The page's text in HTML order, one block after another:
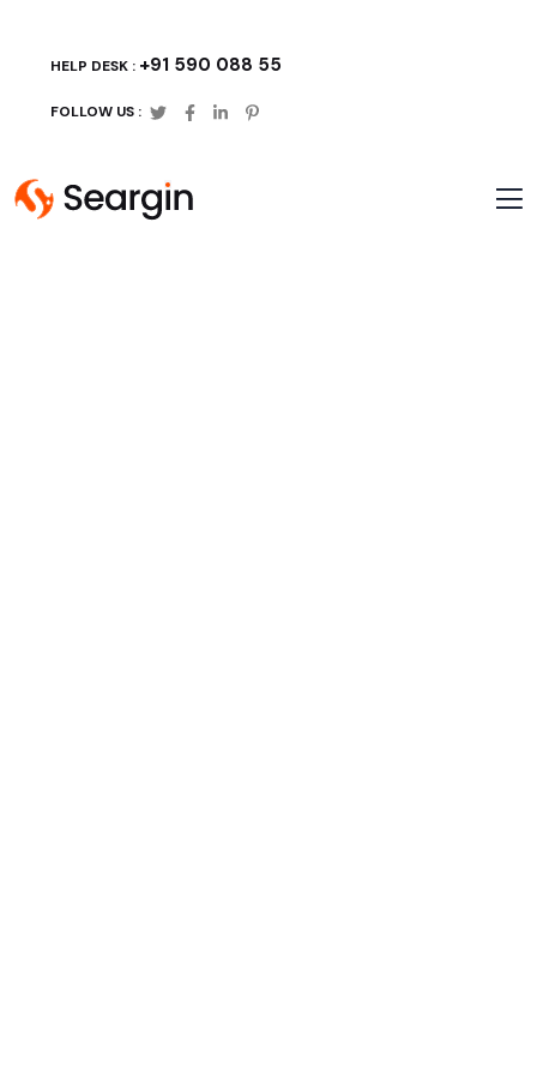
HELP DESK : +91 590 088 55
FOLLOW US :